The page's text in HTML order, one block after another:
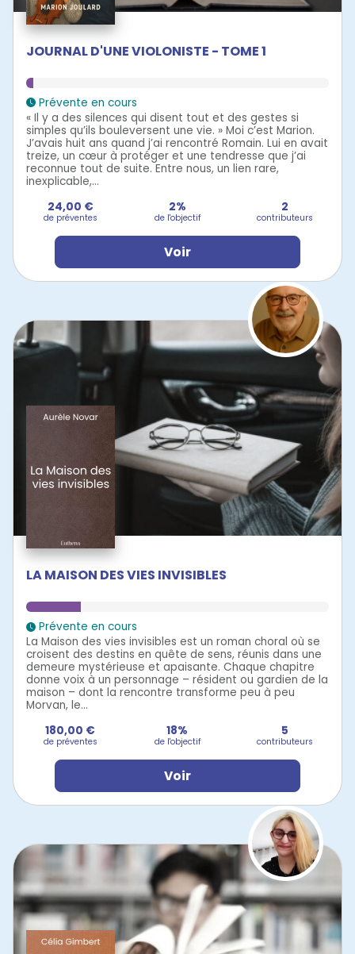
JOURNAL D'UNE VIOLONISTE - TOME 1
Prévente en cours
« Il y a des silences qui disent tout et des gestes si
simples qu’ils bouleversent une vie. » Moi c’est Marion.
J’avais huit ans quand j’ai rencontré Romain. Lui en avait
treize, un cœur à protéger et une tendresse que j’ai
reconnue tout de suite. Entre nous, un lien rare,
inexplicable,...
24,00 €
de préventes
2%
de l'objectif
2
contributeurs
Voir
LA MAISON DES VIES INVISIBLES
Prévente en cours
La Maison des vies invisibles est un roman choral où se
croisent des destins en quête de sens, réunis dans une
demeure mystérieuse et apaisante. Chaque chapitre
donne voix à un personnage – résident ou gardien de la
maison – dont la rencontre transforme peu à peu
Morvan, le...
180,00 €
de préventes
18%
de l'objectif
5
contributeurs
Voir